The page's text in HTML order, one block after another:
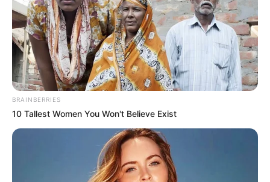
BRAINBERRIES
10 Tallest Women You Won't Believe Exist